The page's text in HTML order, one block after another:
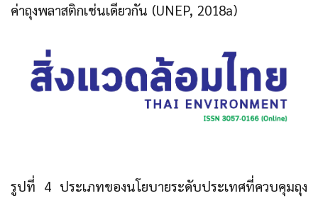
ค่าถุงพลาสติกเช่นเดียวกัน (UNEP, 2018a)
รูปที่ 4 ประเภทของนโยบายระดับประเทศที่ควบคุมถุง